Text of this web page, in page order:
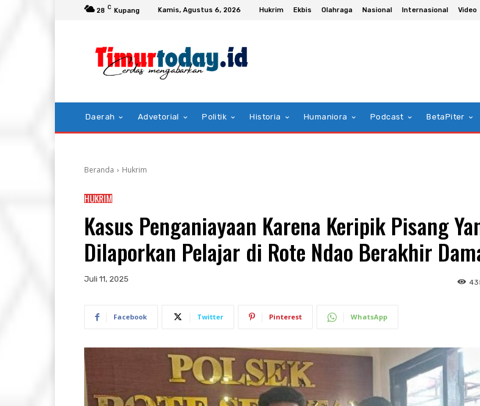
28 C Kupang Kamis, Agustus 6, 2026 Hukrim Ekbis Olahraga Nasional Internasional Video
Daerah Advetorial Politik Historia Humaniora Podcast BetaPiter
Beranda Hukrim
HUKRIM
Kasus Penganiayaan Karena Keripik Pisang
Dilaporkan Pelajar di Rote Ndao Berakhir
Juli 11, 2025
Facebook Twitter Pinterest WhatsApp